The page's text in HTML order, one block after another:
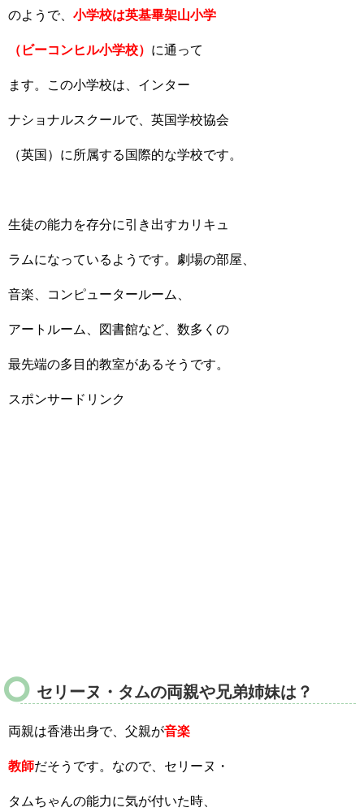
のようで、 小学校は英基畢架山小学
（ビーコンヒル小学校） に通って
ます。この小学校は、インター
ナショナルスクールで、英国学校協会
（英国）に所属する国際的な学校です。
生徒の能力を存分に引き出すカリキュ
ラムになっているようです。劇場の部屋、
音楽、コンピュータールーム、
アートルーム、図書館など、数多くの
最先端の多目的教室があるそうです。
スポンサードリンク
セリーヌ・タムの両親や兄弟姉妹は？
両親は香港出身で、父親が音楽
教師だそうです。なので、セリーヌ・
タムちゃんの能力に気が付いた時、